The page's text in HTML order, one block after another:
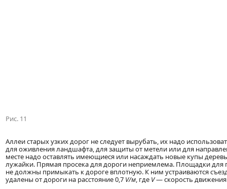
Рис. 11
Аллеи старых узких дорог не следует вырубать, их надо
для оживления ландшафта, для защиты от метели или для
месте надо оставлять имеющиеся или насаждать новые купы
лужайки. Прямая просека для дороги неприемлема. Площадки для
не должны примыкать к дороге вплотную. К ним устраиваются
удалены от дороги на расстояние 0,7 V/м, где V— скорость